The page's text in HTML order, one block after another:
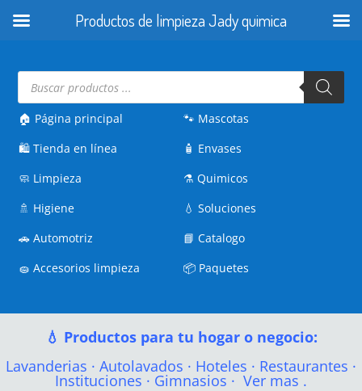
Búsqueda
productos
🏠 Página principal
🛍️Tienda en línea
🧼 Limpieza
🚿 Higiene
🚗Automotriz
🧽Accesorios limpieza
🐾 Mascotas
🧴 Envases
⚗️Quimicos
💧Soluciones
📘Catalogo
📦 Paquetes
💧 Productos para tu hogar o negocio:
Lavanderias · Autolavados · Hoteles · Restaurantes ·
Instituciones · Gimnasios · Ver mas .
Productos de limpieza Jady quimica